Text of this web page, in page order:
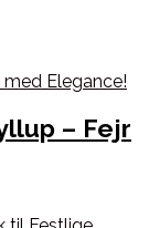
– Fejr